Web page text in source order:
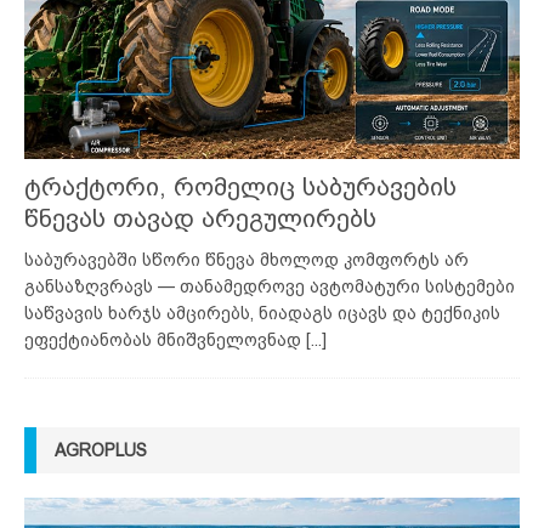
ტრაქტორი, რომელიც საბურავების
წნევას თავად არეგულირებს
საბურავებში სწორი წნევა მხოლოდ კომფორტს არ
განსაზღვრავს — თანამედროვე ავტომატური სისტემები
საწვავის ხარჯს ამცირებს, ნიადაგს იცავს და ტექნიკის
ეფექტიანობას მნიშვნელოვნად [...]
AGROPLUS